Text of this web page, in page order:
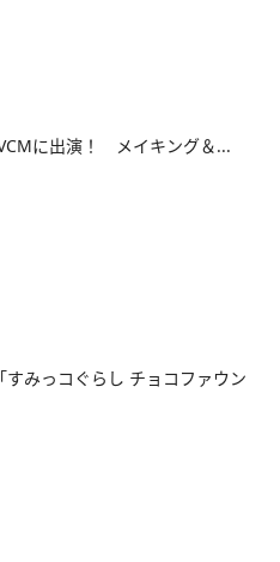
に出演！ メイキング＆...
みっコぐらし チョコファウン